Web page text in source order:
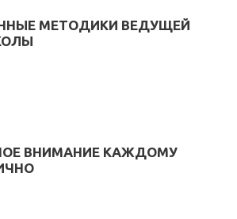
МЕТОДИКИ ВЕДУЩЕЙ
ВНИМАНИЕ КАЖДОМУ